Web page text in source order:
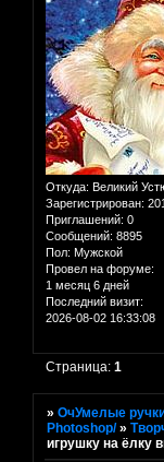
Откуда: Великий
Зарегистрирован:
Приглашений: 0
Сообщений: 8895
Пол: Мужской
Провел на форуме:
1 месяц 6 дней
Последний визит:
2026-08-02 16:33:08
Страница:1
»ОчУмелые
Photoshop/ »
игрушку на ёлку